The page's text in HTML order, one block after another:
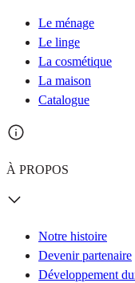
Le ménage
Le linge
La cosmétique
La maison
Catalogue
À PROPOS
Notre histoire
Devenir partenaire
Développement